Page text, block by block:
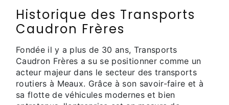
Historique des Transports
Caudron Frères
Fondée il y a plus de 30 ans, Transports
Caudron Frères a su se positionner comme un
acteur majeur dans le secteur des transports
routiers à Meaux. Grâce à son savoir-faire et à
sa flotte de véhicules modernes et bien